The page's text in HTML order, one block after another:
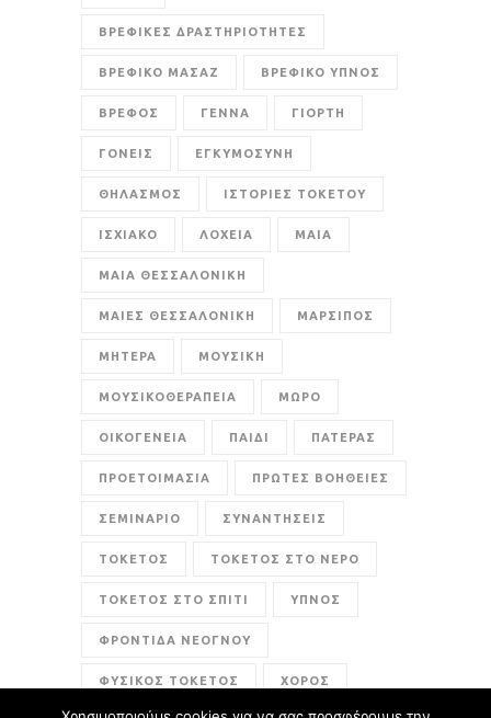
ΒΡΕΦΙΚΕΣ ΔΡΑΣΤΗΡΙΟΤΗΤΕΣ
ΒΡΕΦΙΚΟ ΜΑΣΑΖ ΒΡΕΦΙΚΟ ΥΠΝΟΣ
ΒΡΕΦΟΣ ΓΕΝΝΑ ΓΙΟΡΤΗ
ΓΟΝΕΙΣ ΕΓΚΥΜΟΣΥΝΗ
ΘΗΛΑΣΜΟΣ ΙΣΤΟΡΙΕΣ ΤΟΚΕΤΟΥ
ΙΣΧΙΑΚΟ ΛΟΧΕΙΑ ΜΑΙΑ
ΜΑΙΑ ΘΕΣΣΑΛΟΝΙΚΗ
ΜΑΙΕΣ ΘΕΣΣΑΛΟΝΙΚΗ ΜΑΡΣΙΠΟΣ
ΜΗΤΕΡΑ ΜΟΥΣΙΚΗ
ΜΟΥΣΙΚΟΘΕΡΑΠΕΙΑ ΜΩΡΟ
ΟΙΚΟΓΕΝΕΙΑ ΠΑΙΔΙ ΠΑΤΕΡΑΣ
ΠΡΟΕΤΟΙΜΑΣΙΑ ΠΡΩΤΕΣ ΒΟΗΘΕΙΕΣ
ΣΕΜΙΝΑΡΙΟ ΣΥΝΑΝΤΗΣΕΙΣ
ΤΟΚΕΤΟΣ ΤΟΚΕΤΟΣ ΣΤΟ ΝΕΡΟ
ΤΟΚΕΤΟΣ ΣΤΟ ΣΠΙΤΙ ΥΠΝΟΣ
ΦΡΟΝΤΙΔΑ ΝΕΟΓΝΟΥ
ΦΥΣΙΚΟΣ ΤΟΚΕΤΟΣ ΧΟΡΟΣ